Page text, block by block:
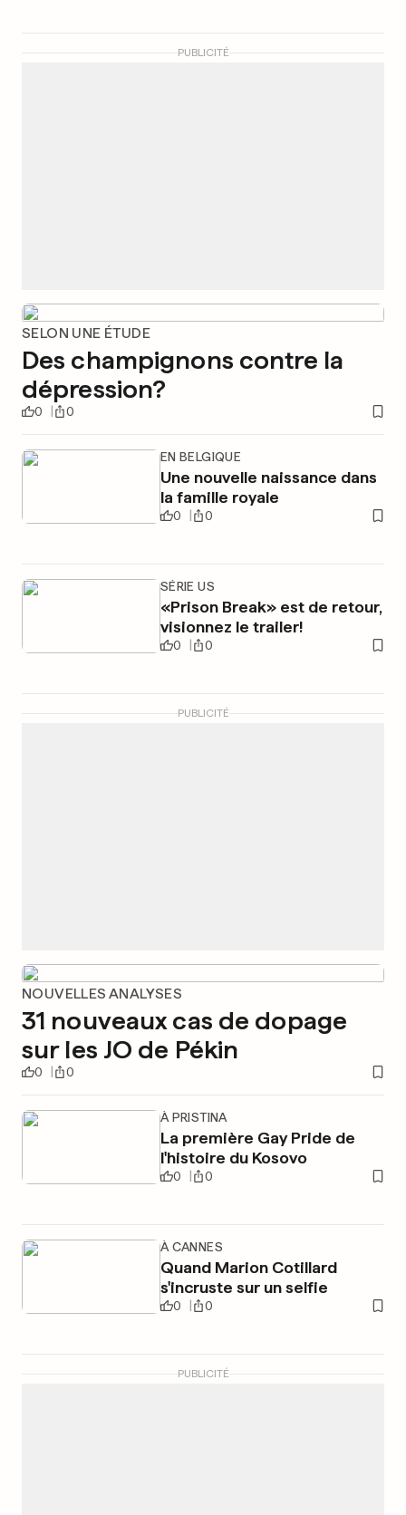
PUBLICITÉ
SELON UNE ÉTUDE
Des champignons contre la
dépression?
0 0
EN BELGIQUE
Une nouvelle naissance dans
la famille royale
0 0
SÉRIE US
«Prison Break» est de retour,
visionnez le trailer!
0 0
PUBLICITÉ
NOUVELLES ANALYSES
31 nouveaux cas de dopage
sur les JO de Pékin
0 0
À PRISTINA
La première Gay Pride de
l'histoire du Kosovo
0 0
À CANNES
Quand Marion Cotillard
s'incruste sur un selfie
0 0
PUBLICITÉ